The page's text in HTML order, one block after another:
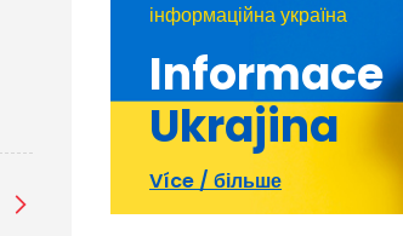
інформаційна україна
Informace
Ukrajina
Více / більше